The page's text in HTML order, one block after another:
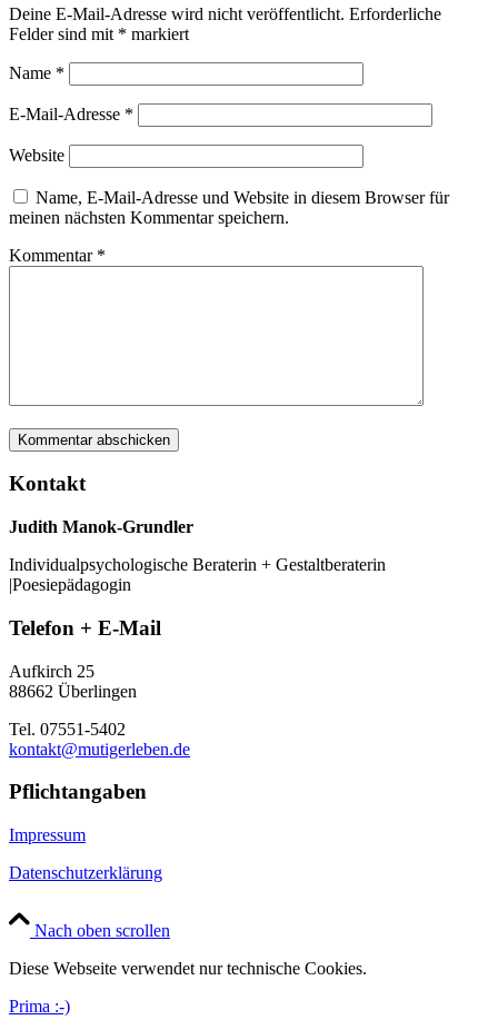
Deine E-Mail-Adresse wird nicht veröffentlicht. Erforderliche
Felder sind mit * markiert
Name *
E-Mail-Adresse *
Website
Name, E-Mail-Adresse und Website in diesem Browser für
meinen nächsten Kommentar speichern.
Kommentar *
Kontakt
Judith Manok-Grundler
Individualpsychologische Beraterin + Gestaltberaterin
|Poesiepädagogin
Telefon + E-Mail
Aufkirch 25
88662 Überlingen
Tel. 07551-5402
kontakt@mutigerleben.de
Pflichtangaben
Impressum
Datenschutzerklärung
Nach oben scrollen
Diese Webseite verwendet nur technische Cookies.
Prima :-)